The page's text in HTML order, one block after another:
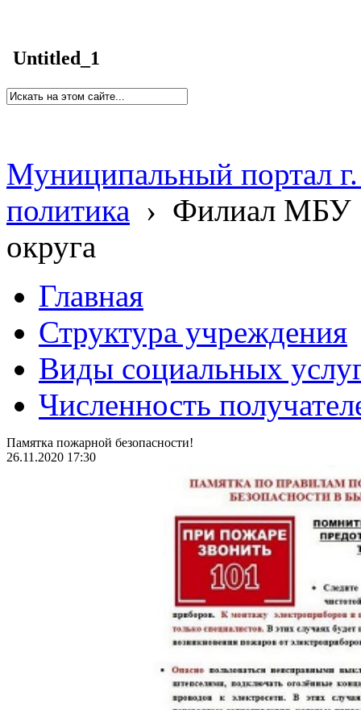
Untitled_1
Муниципальный портал
политика › Филиал МБУ
округа
Главная
Структура учреждения
Виды социальных
Численность
Памятка пожарной безопасности!
26.11.2020 17:30